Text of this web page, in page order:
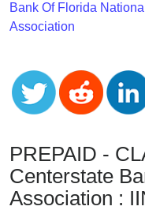
Credit
Card
Random
Credit
Card
Generate
Credit
Card
Bank Of Florida National
Association
PREPAID -
Centerstate
Association :